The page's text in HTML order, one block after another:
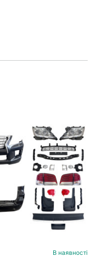
В наявності